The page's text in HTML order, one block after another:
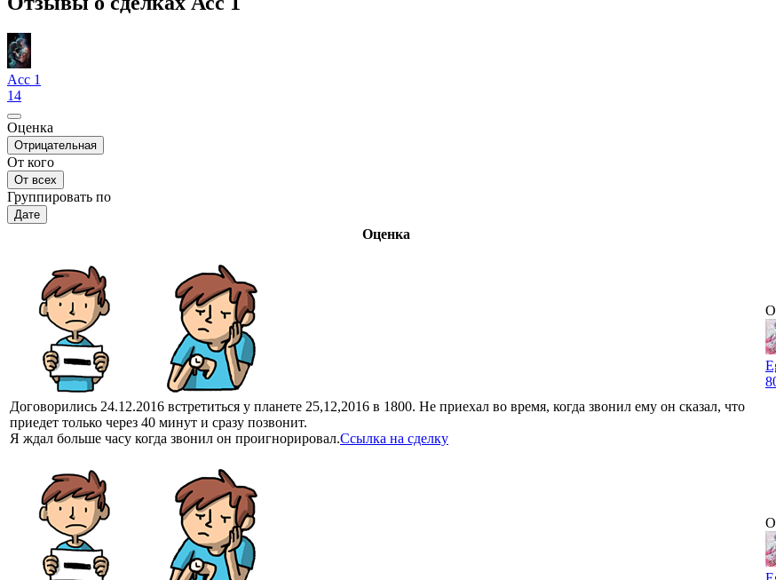
Асс 1
14
Оценка
Отрицательная
От кого
От всех
Группировать по
Дате
Оценка
Договорились 24.12.2016 встретиться у планете 25,12,2016 в 1800. Не приехал во время, когда звонил ему он сказал, что
приедет только через 40 минут и сразу позвонит.
Я ждал больше часу когда звонил он проигнорировал.Ссылка на сделку